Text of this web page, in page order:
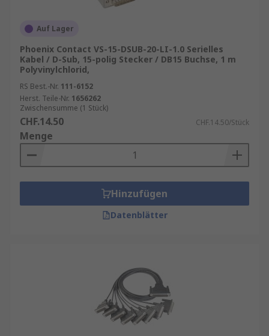
Auf Lager
Phoenix Contact VS-15-DSUB-20-LI-1.0 Serielles
Kabel / D-Sub, 15-polig Stecker / DB15 Buchse, 1 m
Polyvinylchlorid,
RS Best.-Nr. 111-6152
Herst. Teile-Nr. 1656262
Zwischensumme (1 Stück)
CHF.14.50 CHF.14.50/Stück
Menge
Hinzufügen
Datenblätter